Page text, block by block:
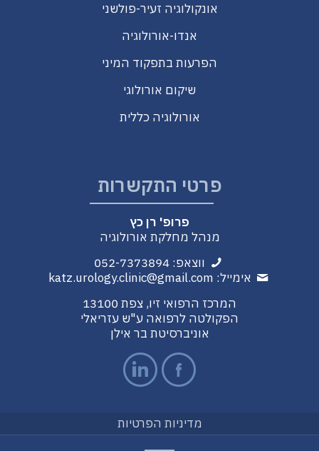
אונקולוגיה זעיר-פולשני
אנדו-אורולוגיה
הפרעות בתפקוד המיני
שיקום אורולוגי
אורולוגיה כללית
פרטי התקשרות
פרופ' רן כץ
מנהל מחלקת אורולוגיה
ווצאפ: 052-7373894
אימייל: katz.urology.clinic@gmail.com
המרכז הרפואי זיו, צפת 13100
הפקולטה לרפואה ע"ש עזריאלי
אוניברסיטת בר אילן
מדיניות הפרטיות